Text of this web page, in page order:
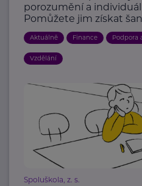
porozumění a
Pomůžete jim získat
Aktuálně Finance Podpora
Vzdělání
Spoluškola, z. s.